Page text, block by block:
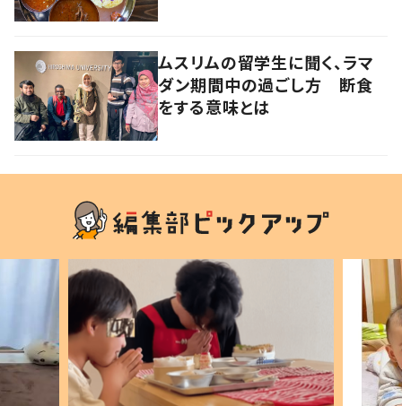
ムスリムの留学生に聞く、ラマ
ダン期間中の過ごし方 断食
をする意味とは